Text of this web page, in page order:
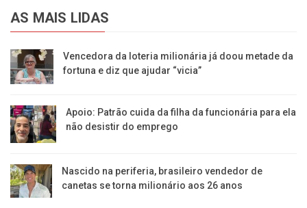
AS MAIS LIDAS
Vencedora da loteria milionária já doou metade da
fortuna e diz que ajudar “vicia”
Apoio: Patrão cuida da filha da funcionária para ela
não desistir do emprego
Nascido na periferia, brasileiro vendedor de
canetas se torna milionário aos 26 anos